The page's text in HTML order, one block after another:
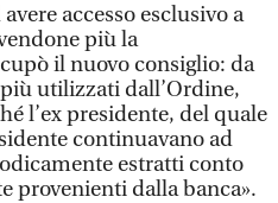
accesso esclusivo a
più la
il nuovo consiglio: da
utilizzati dall’Ordine,
l’ex presidente, del quale
continuavano ad
estratti conto
provenienti dalla banca».